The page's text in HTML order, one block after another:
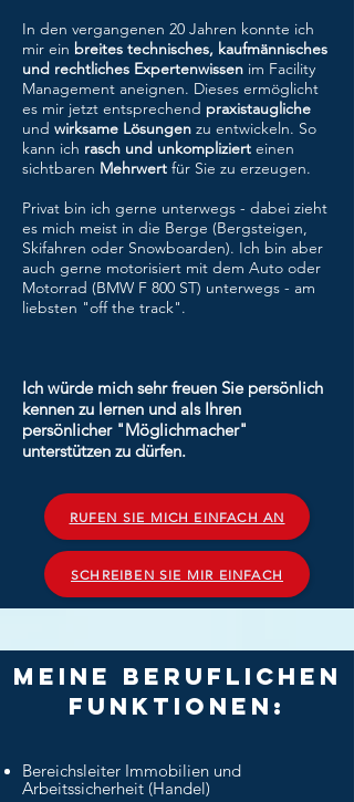
In den vergangenen 20 Jahren konnte ich
mir ein breites technisches, kaufmännisches
und rechtliches Expertenwissen im Facility
Management aneignen. Dieses ermöglicht
es mir jetzt entsprechend praxistaugliche
und wirksame Lösungen zu entwickeln. So
kann ich rasch und unkompliziert einen
sichtbaren Mehrwert für Sie zu erzeugen.
Privat bin ich gerne unterwegs - dabei zieht
es mich meist in die Berge (Bergsteigen,
Skifahren oder Snowboarden). Ich bin aber
auch gerne motorisiert mit dem Auto oder
Motorrad (BMW F 800 ST) unterwegs - am
liebsten "off the track".
Ich würde mich sehr freuen Sie persönlich
kennen zu lernen und als Ihren
persönlicher "Möglichmacher"
unterstützen zu dürfen.
RUFEN SIE MICH EINFACH AN
SCHREIBEN SIE MIR EINFACH
meine beruflichen
Funktionen:
Bereichsleiter Immobilien und
Arbeitssicherheit (Handel)